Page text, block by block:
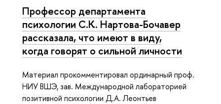
Профессор департамента
психологии С.К. Нартова-Бочавер
рассказала, что имеют в виду,
когда говорят о сильной личности
Материал прокомментировал ординарный проф.
НИУ ВШЭ, зав. Международной лабораторией
позитивной психологии Д.А. Леонтьев